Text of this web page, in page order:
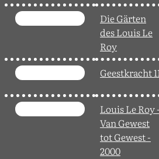
Die Gärten
des Louis Le
Roy
Geestkracht
Louis Le Roy -
Van Gewest
tot Gewest -
2000